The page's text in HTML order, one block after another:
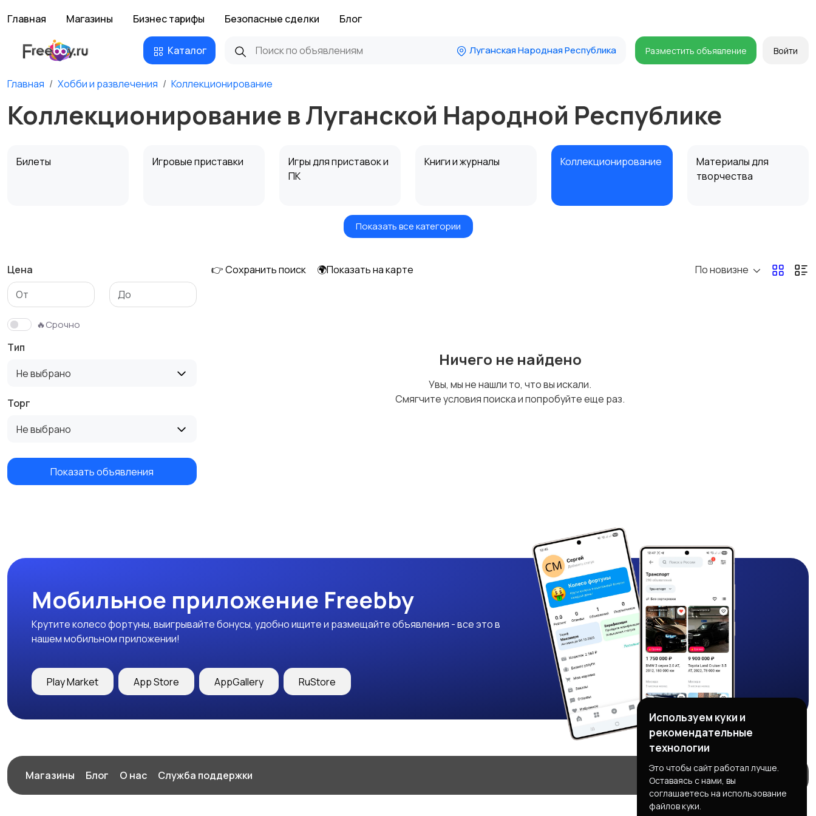
Главная Магазины Бизнес тарифы Безопасные сделки Блог
Каталог Луганская Народная Республика Разместить объявление Войти
Главная Хобби и развлечения Коллекционирование
Коллекционирование в Луганской Народной Республике
Билеты Игровые приставки
Игры для приставок и
ПК
Книги и журналы Коллекционирование
Материалы для
творчества
Показать все категории
Цена
🔥Срочно
Тип
Не выбрано
Торг
Не выбрано
Показать объявления
👉 Сохранить поиск 🌍Показать на карте По новизне
Ничего не найдено
Увы, мы не нашли то, что вы искали.
Смягчите условия поиска и попробуйте еще раз.
Мобильное приложение Freebby
Крутите колесо фортуны, выигрывайте бонусы, удобно ищите и размещайте объявления - все это в
нашем мобильном приложении!
Play Market App Store AppGallery RuStore
Магазины Блог О нас Служба поддержки
Используем куки и
рекомендательные
технологии
Это чтобы сайт работал лучше.
Оставаясь с нами, вы
соглашаетесь на использование
файлов куки.